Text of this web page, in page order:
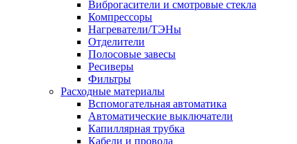
Виброгасители и смотровые стекла
Компрессоры
Нагреватели/ТЭНы
Отделители
Полосовые завесы
Ресиверы
Фильтры
Расходные материалы
Вспомогательная автоматика
Автоматические выключатели
Капиллярная трубка
Кабели и провода